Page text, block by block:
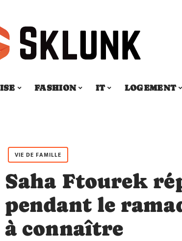
FASHION IT LOGEMENT
VIE DE FAMILLE
Saha Ftourek
pendant le
à connaître